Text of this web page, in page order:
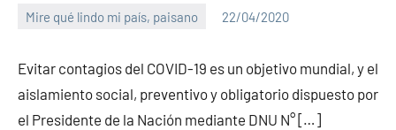
Mire qué lindo mi país, paisano 22/04/2020
PuroChamuyo
Evitar contagios del COVID-19 es un objetivo mundial, y el
aislamiento social, preventivo y obligatorio dispuesto por
el Presidente de la Nación mediante DNU N° […]